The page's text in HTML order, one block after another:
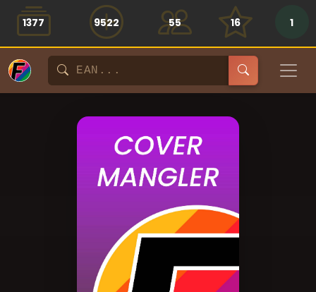
1377 9522 55 16 1